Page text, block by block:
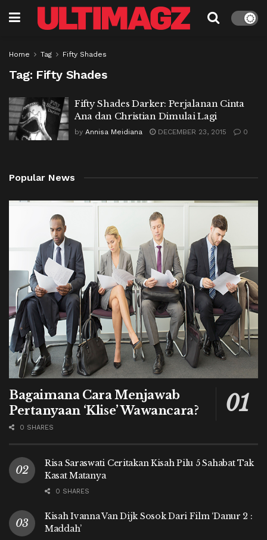
Home Tag Fifty Shades
Tag: Fifty Shades
Fifty Shades Darker: Perjalanan Cinta
Ana dan Christian Dimulai Lagi
by Annisa Meidiana DECEMBER 23, 2015 0
Popular News
Bagaimana Cara Menjawab
Pertanyaan ‘Klise’ Wawancara?
0 SHARES
Risa Saraswati Ceritakan Kisah Pilu 5 Sahabat Tak
Kasat Matanya
0 SHARES
Kisah Ivanna Van Dijk Sosok Dari Film ‘Danur 2 :
Maddah’